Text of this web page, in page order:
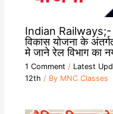
Indian Railways;-
विकास योजना के
मे जाने रेल विभाग का
1 Comment / Latest
12th / By MNC Classes